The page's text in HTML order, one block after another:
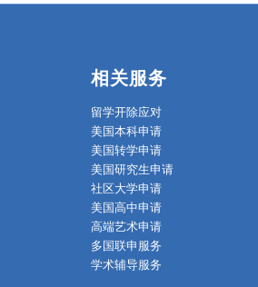
相关服务
留学开除应对
美国本科申请
美国转学申请
美国研究生申请
社区大学申请
美国高中申请
高端艺术申请
多国联申服务
学术辅导服务